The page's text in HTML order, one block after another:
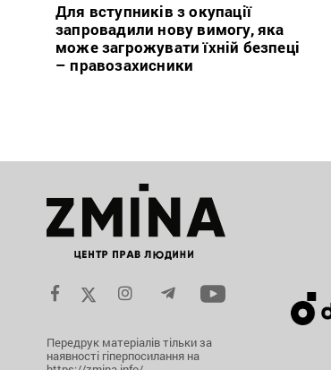
Для вступників з окупації
запровадили нову вимогу, яка
може загрожувати їхній безпеці
– правозахисники
Передрук матеріалів тільки за
наявності гіперпосилання на